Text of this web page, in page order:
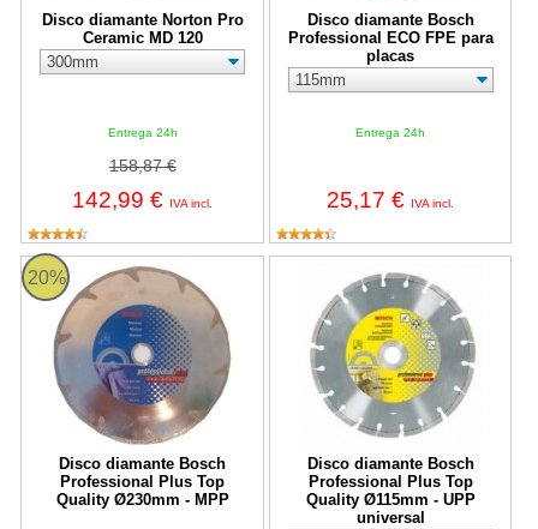
Disco diamante Norton Pro
Ceramic MD 120
Entrega 24h
158,87 €
142,99 € IVA incl.
Disco diamante Bosch
Professional ECO FPE para
placas
Entrega 24h
25,17 € IVA incl.
20%
Disco diamante Bosch
Professional Plus Top
Quality Ø230mm - MPP
Disco diamante Bosch Professional Plus Top Quality Ø230mm -
Disco diamante Bosch
Professional Plus Top
Quality Ø115mm - UPP
universal
Disco diamante Bosch